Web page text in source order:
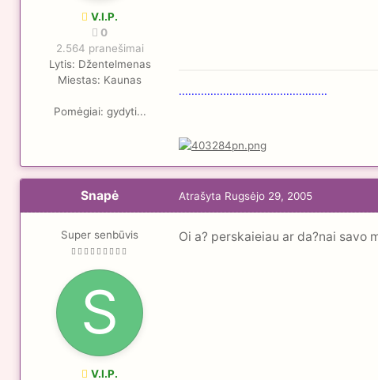
V.I.P.
0
2.564 pranešimai
Lytis: Džentelmenas
Miestas: Kaunas
Pomėgiai: gydyti...
...............................................
Snapė
Super senbūvis
V.I.P.
Atrašyta Rugsėjo 29, 2005
Oi a? perskaieiau ar da?nai savo